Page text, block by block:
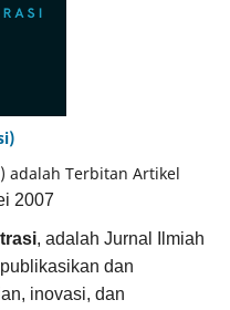
adalah Terbitan Artikel
2007
, adalah Jurnal Ilmiah
dan
inovasi, dan